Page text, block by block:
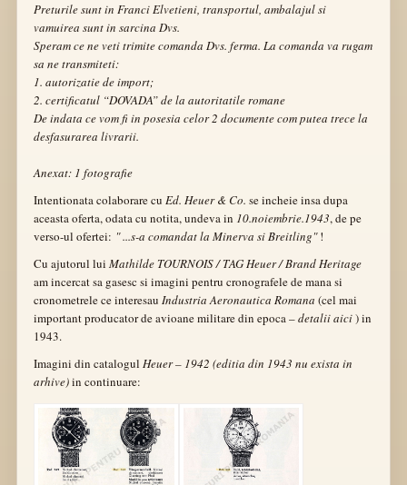
Preturile sunt in Franci Elvetieni, transportul, ambalajul si
vamuirea sunt in sarcina Dvs.
Speram ce ne veti trimite comanda Dvs. ferma. La comanda va rugam
sa ne transmiteti:
1. autorizatie de import;
2. certificatul “DOVADA” de la autoritatile romane
De indata ce vom fi in posesia celor 2 documente com putea trece la
desfasurarea livrarii.
Anexat: 1 fotografie
Intentionata colaborare cu Ed. Heuer & Co. se incheie insa dupa
aceasta oferta, odata cu notita, undeva in 10.noiembrie.1943, de pe
verso-ul ofertei: " ...s-a comandat la Minerva si Breitling"!
Cu ajutorul lui Mathilde TOURNOIS / TAG Heuer / Brand Heritage
am incercat sa gasesc si imagini pentru cronografele de mana si
cronometrele ce interesau Industria Aeronautica Romana (cel mai
important producator de avioane militare din epoca –detalii aici) in
1943.
Imagini din catalogul Heuer – 1942 (editia din 1943 nu exista in
arhive)in continuare: